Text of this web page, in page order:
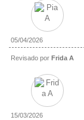
05/04/2026
Revisado por Frida A
15/03/2026